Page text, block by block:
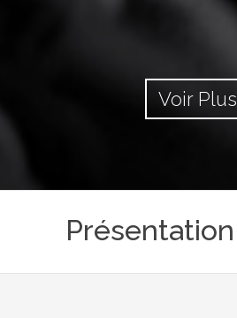
Voir Plus
Présentation